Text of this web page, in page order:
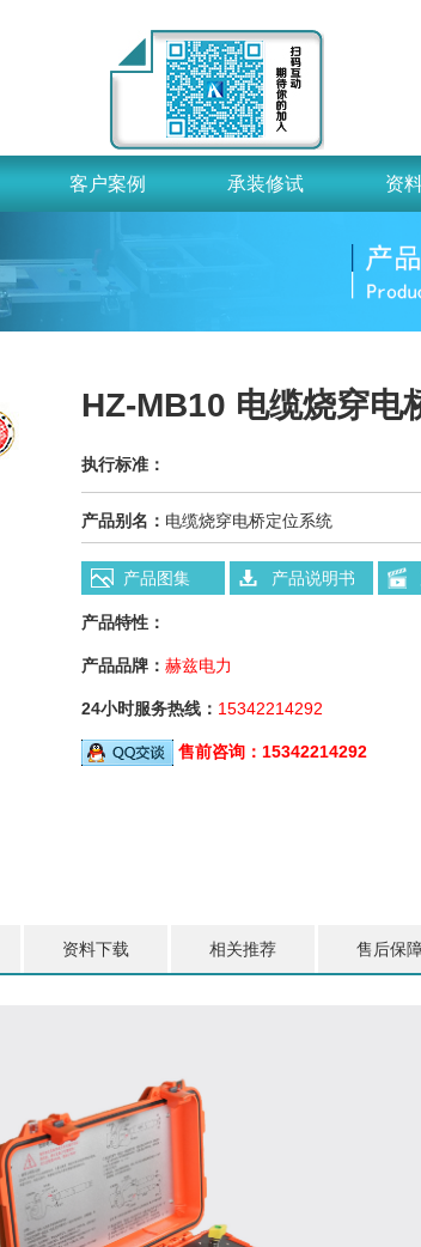
客户案例 承装修试 资
HZ-MB10 电缆烧穿电
执行标准：
产品别名： 电缆烧穿电桥定位系统
产品图集 产品说明书
产品特性：
产品品牌： 赫兹电力
24小时服务热线： 15342214292
售前咨询： 15342214292
资料下载 相关推荐 售后保